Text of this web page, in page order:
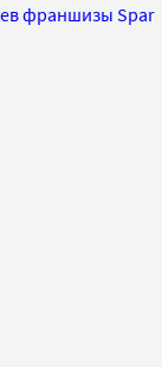
франшизы Spar